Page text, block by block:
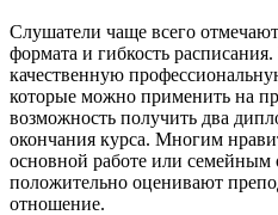
Слушатели чаще всего
формата и гибкость
качественную
которые можно применить на
возможность получить два
окончания курса. Многим
основной работе или семейным
положительно оценивают
отношение.